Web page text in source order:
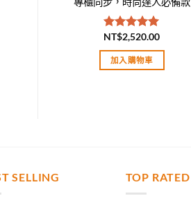
評分5.00
滿分 5
NT$2,520.00
加入購物車
SELLING TOP RATED